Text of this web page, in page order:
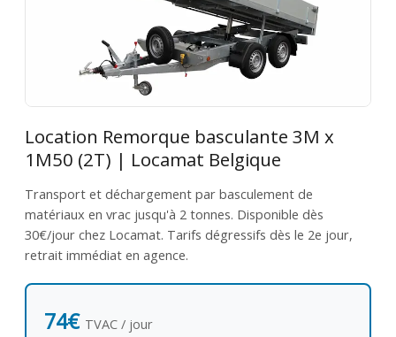
Location Remorque basculante 3M x
1M50 (2T) | Locamat Belgique
Transport et déchargement par basculement de
matériaux en vrac jusqu'à 2 tonnes. Disponible dès
30€/jour chez Locamat. Tarifs dégressifs dès le 2e jour,
retrait immédiat en agence.
74€ TVAC / jour